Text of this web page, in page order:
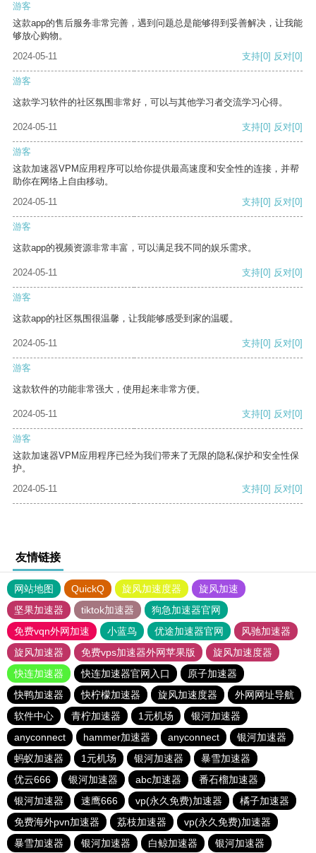
游客
这款app的售后服务非常完善，遇到问题总是能够得到妥善解决，让我能
够放心购物。
2024-05-11
支持[0] 反对[0]
游客
这款学习软件的社区氛围非常好，可以与其他学习者交流学习心得。
2024-05-11 支持[0] 反对[0]
游客
这款加速器VPM应用程序可以给你提供最高速度和安全性的连接，并帮
助你在网络上自由移动。
2024-05-11
支持[0] 反对[0]
游客
这款app的视频资源非常丰富，可以满足我不同的娱乐需求。
2024-05-11 支持[0] 反对[0]
游客
这款app的社区氛围很温馨，让我能够感受到家的温暖。
2024-05-11 支持[0] 反对[0]
游客
这款软件的功能非常强大，使用起来非常方便。
2024-05-11 支持[0] 反对[0]
游客
这款加速器VPM应用程序已经为我们带来了无限的隐私保护和安全性保
护。
2024-05-11
支持[0] 反对[0]
友情链接
网站地图 QuickQ 旋风加速度器
旋风加速
坚果加速器
tiktok加速器
狗急加速器官网
免费vqn外网加速
小蓝鸟 优途加速器官网
风驰加速器
旋风加速器
免费vps加速器外网苹果版
旋风加速度器
快连加速器
快连加速器官网入口
原子加速器
快鸭加速器
快柠檬加速器 旋风加速度器
外网网址导航
软件中心
青柠加速器 1元机场
银河加速器
anyconnect
hammer加速器 anyconnect
银河加速器
蚂蚁加速器
1元机场 银河加速器
暴雪加速器
优云666
银河加速器 abc加速器
番石榴加速器
银河加速器
速鹰666 vp(永久免费)加速器
橘子加速器
免费海外pvn加速器
荔枝加速器
vp(永久免费)加速器
暴雪加速器
银河加速器 白鲸加速器 银河加速器